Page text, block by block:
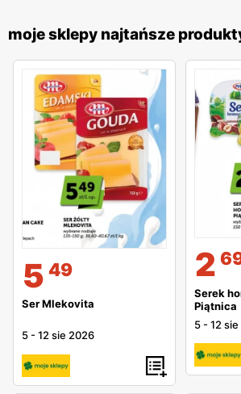
moje sklepy najtańsze
5 49
Ser Mlekovita
5 -12 sie 2026
2
Serek
Piątnica
5 -12